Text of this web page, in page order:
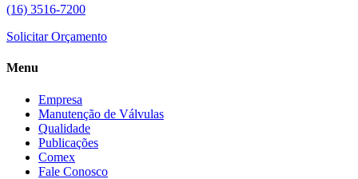
(16) 3516-7200
Solicitar Orçamento
Menu
Empresa
Manutenção de Válvulas
Qualidade
Publicações
Comex
Fale Conosco